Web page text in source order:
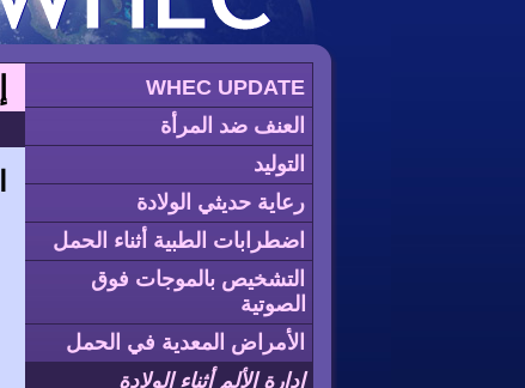
WHEC UPDATE
العنف ضد المرأة
التوليد
رعاية حديثي الولادة
اضطرابات الطبية أثناء الحمل
التشخيص بالموجات فوق
الصوتية
الأمراض المعدية في الحمل
إدارة الألم أثناء الولادة